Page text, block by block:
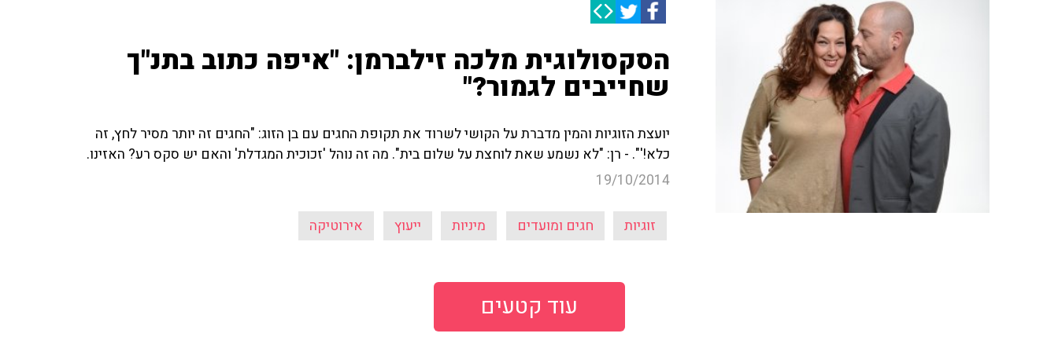
הסקסולוגית מלכה זילברמן: "איפה כתוב בתנ"ך
שחייבים לגמור?"
יועצת הזוגיות והמין מדברת על הקושי לשרוד את תקופת החגים עם בן הזוג: "החגים זה יותר מסיר לחץ, זה
כלא!'". - רן: "לא נשמע שאת לוחצת על שלום בית". מה זה נוהל 'זכוכית המגדלת' והאם יש סקס רע? האזינו.
19/10/2014
זוגיות חגים ומועדים מיניות ייעוץ אירוטיקה
עוד קטעים